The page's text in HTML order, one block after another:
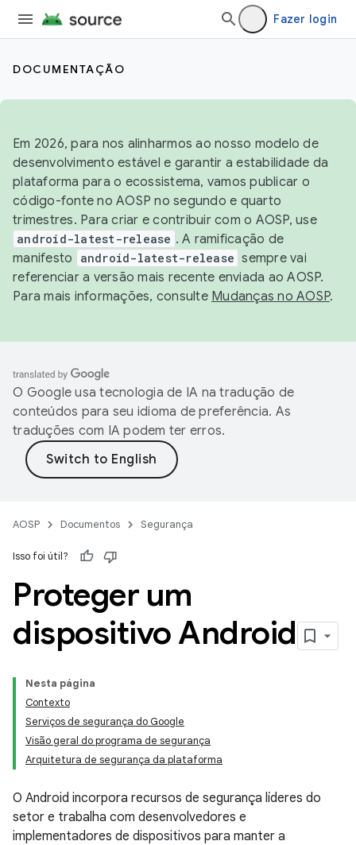
Fazer login
DOCUMENTAÇÃO
Em 2026, para nos alinharmos ao nosso modelo de
desenvolvimento estável e garantir a estabilidade da
plataforma para o ecossistema, vamos publicar o
código-fonte no AOSP no segundo e quarto
trimestres. Para criar e contribuir com o AOSP, use
android-latest-release . A ramificação de
manifesto
android-latest-release sempre vai
referenciar a versão mais recente enviada ao AOSP.
Para mais informações, consulte Mudanças no AOSP.
O Google usa tecnologia de IA na tradução de
conteúdos para seu idioma de preferência. As
traduções com IA podem ter erros.
AOSP Documentos Segurança
Isso foi útil?
Proteger um
dispositivo Android
Nesta página
Contexto
Serviços de segurança do Google
Visão geral do programa de segurança
Arquitetura de segurança da plataforma
O Android incorpora recursos de segurança líderes do
setor e trabalha com desenvolvedores e
implementadores de dispositivos para manter a